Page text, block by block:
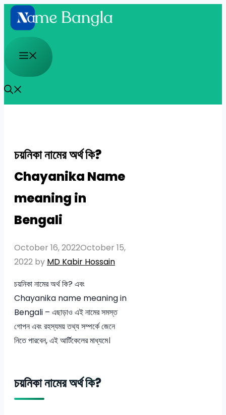
Skip
to
content
Menu
চয়নিকা নামের অর্থ কি?
Chayanika Name
meaning in
Bengali
October 16, 2022October 15,
2022 by MD Kabir Hossain
চয়নিকা নামের অর্থ কি? এবং
Chayanika name meaning in
Bengali – এছাড়াও এই নামের সমস্ত
গোপন এবং রহস্যময় তথ্য সম্পর্কে জেনে
নিতে পারবেন, এই আর্টিকেলের মাধ্যমে।
চয়নিকা নামের অর্থ কি?